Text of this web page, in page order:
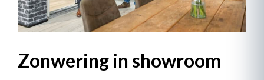
Zonwering in showroom